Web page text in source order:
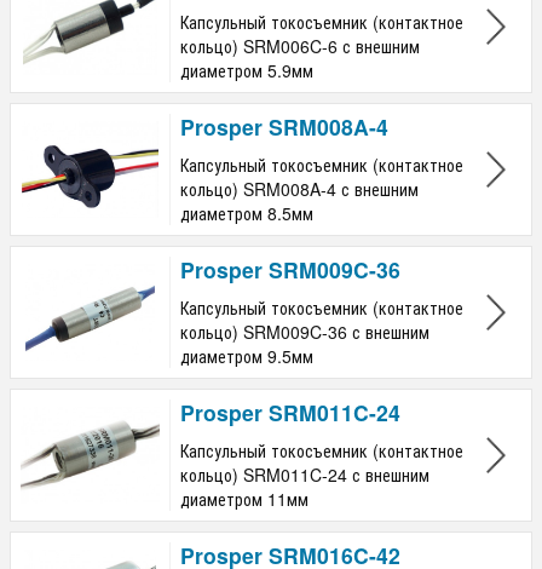
Капсульный токосъемник (контактное
кольцо) SRM006C-6 с внешним
диаметром 5.9мм
Prosper SRM008A-4
Капсульный токосъемник (контактное
кольцо) SRM008A-4 с внешним
диаметром 8.5мм
Prosper SRM009C-36
Капсульный токосъемник (контактное
кольцо) SRM009C-36 с внешним
диаметром 9.5мм
Prosper SRM011C-24
Капсульный токосъемник (контактное
кольцо) SRM011C-24 с внешним
диаметром 11мм
Prosper SRM016C-42